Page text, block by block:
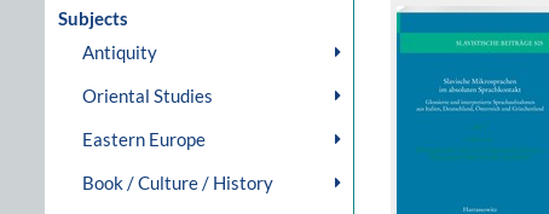
Subjects
Antiquity
Oriental Studies
Eastern Europe
Book / Culture / History